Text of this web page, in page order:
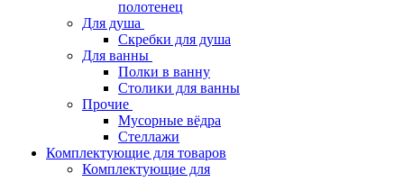
полотенец
Для душа
Скребки для душа
Для ванны
Полки в ванну
Столики для ванны
Прочие
Мусорные вёдра
Стеллажи
Комплектующие для товаров
Комплектующие для